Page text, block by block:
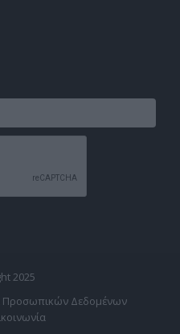
2025
Προσωπικών Δεδομένων